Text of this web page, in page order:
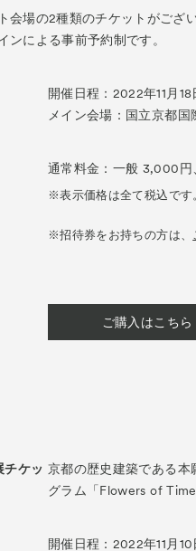
作品一覧
“Flowers of Time”
キッズプログラム
会場の2種類のチケットがござい
ンによる事前予約制です。
開催日程：2022年11月
メイン会場：国立京都国
通常料金：一般 3,000円
※表示価格は全て税込です
※招待券をお持ちの方は、
ご購入はこちら
チケッ 京都の歴史建築である本
グラム「Flowers of Time
開催日程：2022年11月